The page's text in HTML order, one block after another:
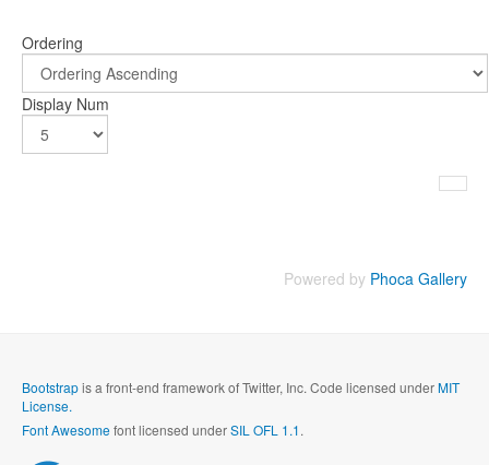
Ordering
Display Num
Powered by Phoca Gallery
Bootstrapis a front-end framework of Twitter, Inc. Code licensed underMIT
License.
Font Awesomefont licensed underSIL OFL 1.1.